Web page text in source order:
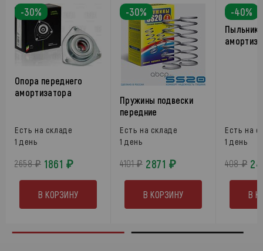
-30%
Опора переднего
амортизатора
Есть на складе
1 день
2658 ₽ 1861 ₽
В КОРЗИНУ
-30%
Пружины подвески
передние
Есть на складе
1 день
4101 ₽ 2871 ₽
В КОРЗИНУ
-40%
Пыльник
Есть на
1 день
408 ₽
В